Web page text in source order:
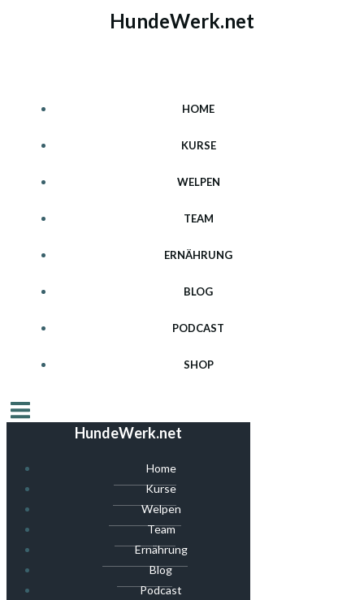
HundeWerk.net
HOME
KURSE
WELPEN
TEAM
ERNÄHRUNG
BLOG
PODCAST
SHOP
HundeWerk.net
Home
Kurse
Welpen
Team
Ernährung
Blog
Podcast